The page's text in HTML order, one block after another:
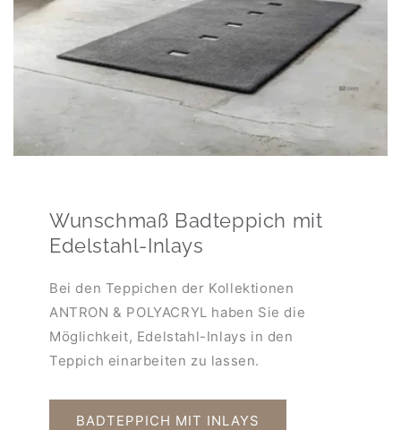
Wunschmaß Badteppich mit
Edelstahl-Inlays
Bei den Teppichen der Kollektionen
ANTRON & POLYACRYL haben Sie die
Möglichkeit, Edelstahl-Inlays in den
Teppich einarbeiten zu lassen.
BADTEPPICH MIT INLAYS